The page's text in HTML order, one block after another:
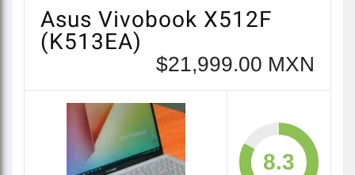
Asus Vivobook X512F
(K513EA)
$21,999.00 MXN
8.3